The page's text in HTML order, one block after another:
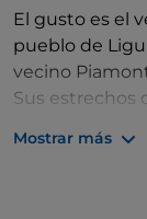
El gusto es el
pueblo de
vecino
Sus estrechos
Mostrar más